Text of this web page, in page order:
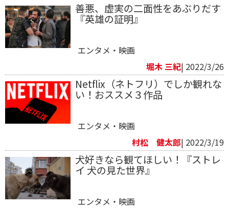
善悪、虚実の二面性をあぶりだす
『英雄の証明』
エンタメ・映画
堀木 三紀| 2022/3/26
Netflix（ネトフリ）でしか観れな
い！おススメ３作品
エンタメ・映画
村松 健太郎| 2022/3/19
犬好きなら観てほしい！『ストレ
イ 犬の見た世界』
エンタメ・映画